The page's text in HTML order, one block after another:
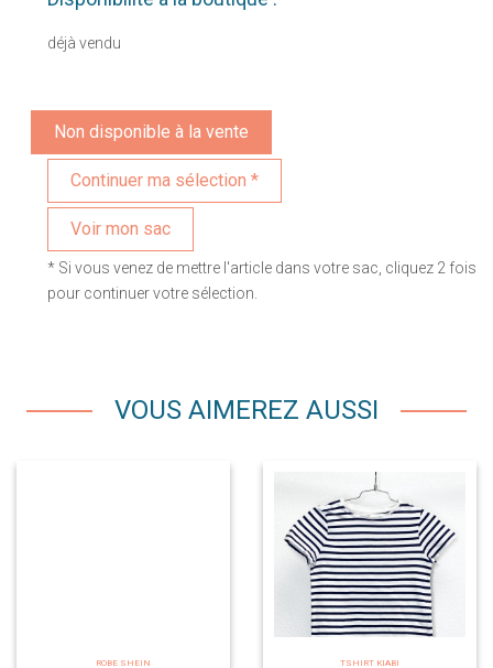
déjà vendu
Non disponible à la vente
Voir mon sac
* Si vous venez de mettre l'article dans votre sac, cliquez 2 fois
pour continuer votre sélection.
VOUS AIMEREZ AUSSI
ROBE SHEIN
TSHIRT KIABI